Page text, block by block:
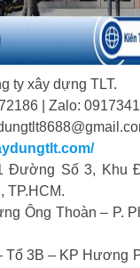
ty xây dựng TLT.
| Zalo:
Đường Số 3, Khu
TP.HCM.
Ông Thoàn – P.
Tổ 3B – KP Hương